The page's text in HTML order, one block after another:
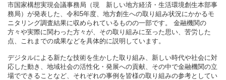
市国家構想実現会議事務局（現 新しい地方経済・生活環境創生本部事
務局）が発表した、令和5年度、地方創生への取り組み状況にかかるモ
ニタリング調査結果に収められているものの一部です。 金融機関の
方々や実際に関わった方々が、その取り組みに至った思い、苦労した
点、これまでの成果などを具体的に説明しています。
デジタルによる新たな技術を生かした取り組み、新しい時代や社会に対
応した動き、地域社会の活性化・発展への貢献、その中で金融機関の立
場でできることなど、それぞれの事例を皆様の取り組みの参考としてい